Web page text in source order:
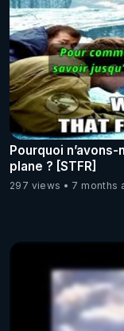
Pourquoi
plane ? [STFR]
297 views 7 months